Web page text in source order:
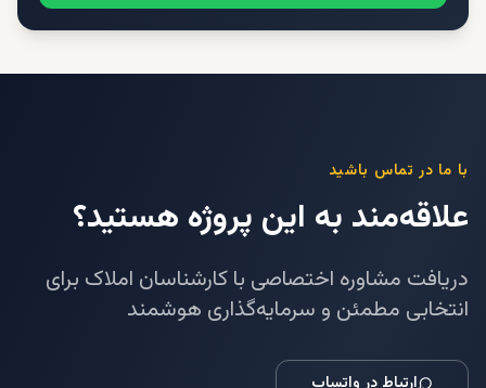
با ما در تماس باشید
علاقه‌مند به این پروژه هستید؟
دریافت مشاوره اختصاصی با کارشناسان املاک برای
انتخابی مطمئن و سرمایه‌گذاری هوشمند